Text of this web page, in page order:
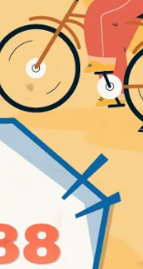
折抵紅利 點 (約等於
運送方式